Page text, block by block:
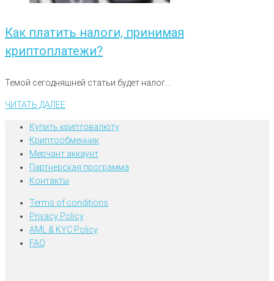
Как платить налоги, принимая
криптоплатежи?
Темой сегодняшней статьи будет налог...
ЧИТАТЬ ДАЛЕЕ
Купить криптовалюту
Криптообменник
Мерчант аккаунт
Партнерская программа
Контакты
Terms of conditions
Privacy Policy
AML & KYC Policy
FAQ